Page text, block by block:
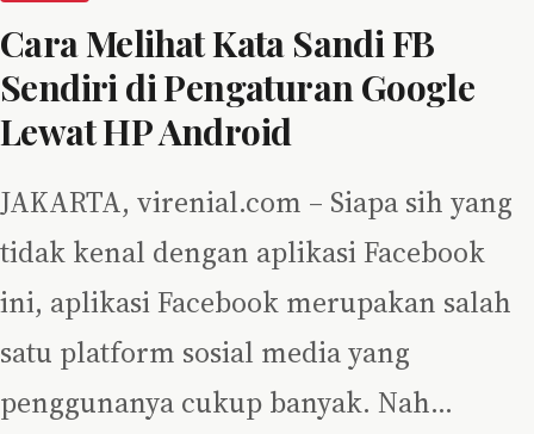
Cara Melihat Kata Sandi FB
Sendiri di Pengaturan Google
Lewat HP Android
JAKARTA, virenial.com – Siapa sih yang
tidak kenal dengan aplikasi Facebook
ini, aplikasi Facebook merupakan salah
satu platform sosial media yang
penggunanya cukup banyak. Nah…